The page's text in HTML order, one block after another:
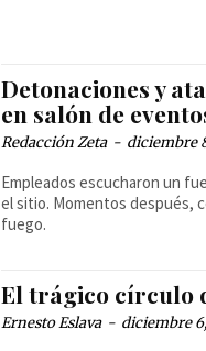
Detonaciones y
en salón de
Redacción Zeta - diciembre
Empleados escucharon un
el sitio. Momentos después,
fuego.
El trágico círculo
Ernesto Eslava - diciembre